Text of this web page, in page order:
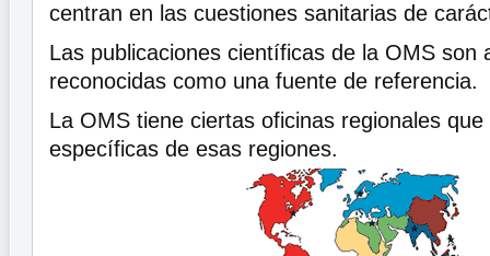
centran en las cuestiones sanitarias de
Las publicaciones científicas de la OMS son
reconocidas como una fuente de referencia.
La OMS tiene ciertas oficinas regionales
específicas de esas regiones.